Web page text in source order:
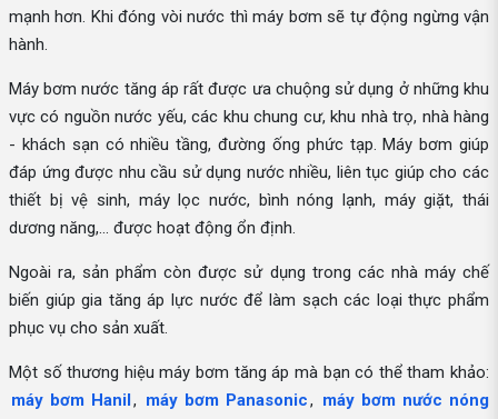
mạnh hơn. Khi đóng vòi nước thì máy bơm sẽ tự động ngừng vận
hành.
Máy bơm nước tăng áp rất được ưa chuộng sử dụng ở những khu
vực có nguồn nước yếu, các khu chung cư, khu nhà trọ, nhà hàng
- khách sạn có nhiều tầng, đường ống phức tạp. Máy bơm giúp
đáp ứng được nhu cầu sử dụng nước nhiều, liên tục giúp cho các
thiết bị vệ sinh, máy lọc nước, bình nóng lạnh, máy giặt, thái
dương năng,... được hoạt động ổn định.
Ngoài ra, sản phẩm còn được sử dụng trong các nhà máy chế
biến giúp gia tăng áp lực nước để làm sạch các loại thực phẩm
phục vụ cho sản xuất.
Một số thương hiệu máy bơm tăng áp mà bạn có thể tham khảo:
máy bơm Hanil, máy bơm Panasonic, máy bơm nước nóng